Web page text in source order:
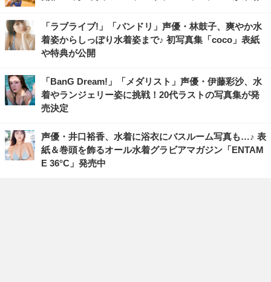
「ラブライブ!」「バンドリ」声優・林鼓子、爽やか水
着姿からしっぽり水着姿まで♪ 初写真集「coco」表紙
や特典が公開
「BanG Dream!」「メダリスト」声優・伊藤彩沙、水
着やランジェリー姿に挑戦！20代ラストの写真集が発
売決定
声優・井口裕香、水着に浴衣にバスルーム写真も…♪ 表
紙＆巻頭を飾るオール水着グラビアマガジン「ENTAM
E 36°C」発売中